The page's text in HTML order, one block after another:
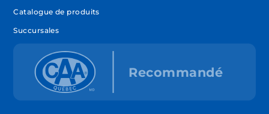
Catalogue de produits
Succursales